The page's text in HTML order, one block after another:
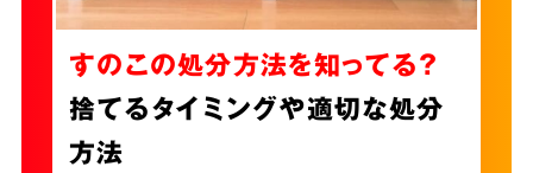
すのこの処分方法を知ってる?
捨てるタイミングや適切な処分
方法